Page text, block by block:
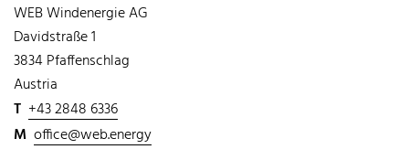
WEB Windenergie AG
Davidstraße 1
3834 Pfaffenschlag
Austria
T +43 2848 6336
M office@web.energy